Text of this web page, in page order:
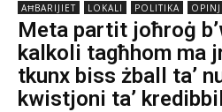
AĦBARIJIET LOKALI POLITIKA
Meta partit joħroġ
kalkoli tagħhom ma
tkunx biss żball ta’
kwistjoni ta’